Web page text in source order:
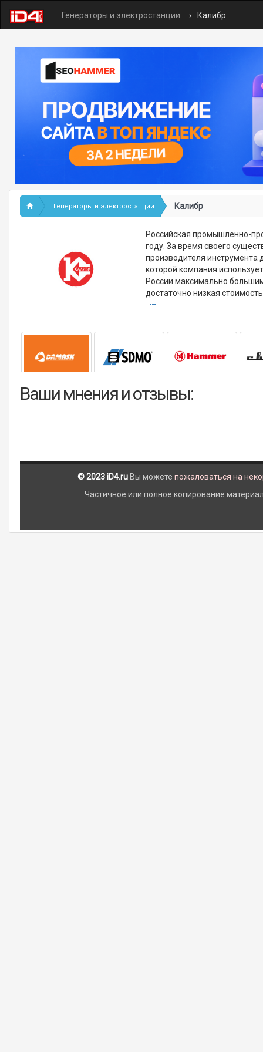
Генераторы и электростанции Калибр
Генераторы и электростанции Калибр
Российская промышленно-
году. За время своего
производителя инструмента
которой компания
России максимально
достаточно низкая
Ваши мнения и отзывы:
© 2023 iD4.ru Вы можете пожаловаться на
Частичное или полное копирование